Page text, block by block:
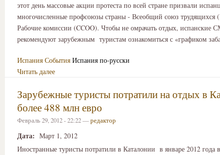
этот день массовые акции протеста по всей стране призвали
многочисленные профсоюзы страны - Всеобщий союз трудящихся
Рабочие комиссии (CCOO). Чтобы не омрачать отдых, испанские
рекомендуют зарубежным туристам ознакомиться с «графиком
Испания События Испания по-русски
Читать далее
Зарубежные туристы потратили на отдых в
более 488 млн евро
Февраль 29, 2012 - 22:22 —редактор
Дата: Март 1, 2012
Иностранные туристы потратили в Каталонии в январе 2012 года